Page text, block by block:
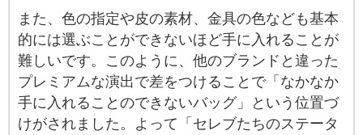
また、色の指定や皮の素材、金具の色なども基本
的には選ぶことができないほど手に入れることが
難しいです。このように、他のブランドと違った
プレミアムな演出で差をつけることで「なかなか
手に入れることのできないバッグ」という位置づ
けがされました。よって「セレブたちのステータ